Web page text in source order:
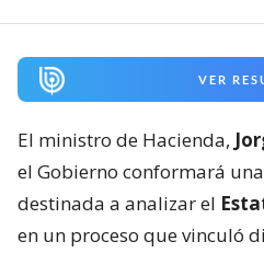
VER
El ministro de Hacienda,
el Gobierno conformará
destinada a analizar el
en un proceso que vinculó